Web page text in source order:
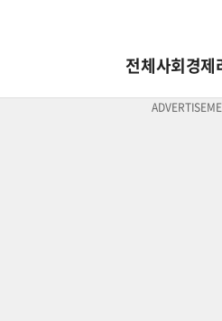
전체사회경제